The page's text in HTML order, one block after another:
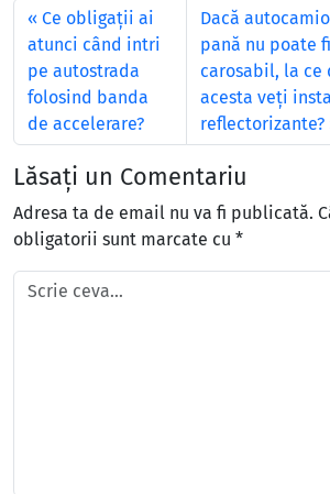
Ce obligaţii ai
atunci când intri
pe autostrada
folosind banda
de accelerare?
Dacă
pană nu poate
carosabil, la ce
acesta veţi
reflectorizante?
Lăsați un Comentariu
Adresa ta de email nu va fi publicată.
obligatorii sunt marcate cu *